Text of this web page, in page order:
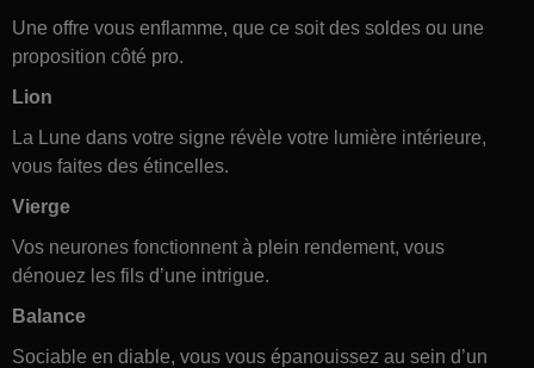
Une offre vous enflamme, que ce soit des soldes ou une
proposition côté pro.
Lion
La Lune dans votre signe révèle votre lumière intérieure,
vous faites des étincelles.
Vierge
Vos neurones fonctionnent à plein rendement, vous
dénouez les fils d’une intrigue.
Balance
Sociable en diable, vous vous épanouissez au sein d’un